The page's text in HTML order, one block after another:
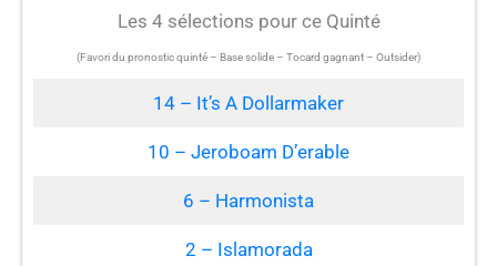
Les 4 sélections pour ce Quinté
(Favori du pronostic quinté – Base solide – Tocard gagnant – Outsider)
14 – It’s A Dollarmaker
10 – Jeroboam D’erable
6 – Harmonista
2 – Islamorada